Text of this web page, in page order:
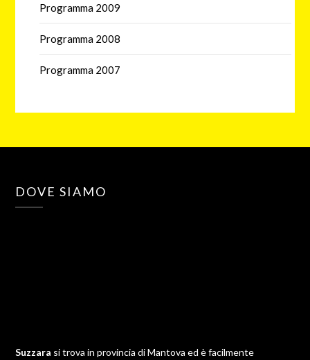
Programma 2009
Programma 2008
Programma 2007
DOVE SIAMO
Suzzara si trova in provincia di Mantova ed è facilmente